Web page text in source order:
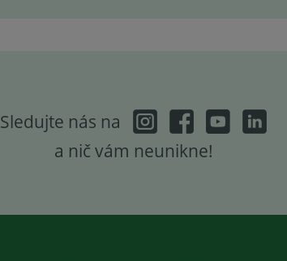
Sledujte nás na
a nič vám neunikne!